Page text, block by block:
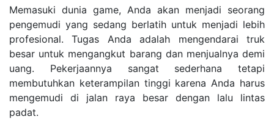
Memasuki dunia game, Anda akan menjadi seorang
pengemudi yang sedang berlatih untuk menjadi lebih
profesional. Tugas Anda adalah mengendarai truk
besar untuk mengangkut barang dan menjualnya demi
uang. Pekerjaannya sangat sederhana tetapi
membutuhkan keterampilan tinggi karena Anda harus
mengemudi di jalan raya besar dengan lalu lintas
padat.